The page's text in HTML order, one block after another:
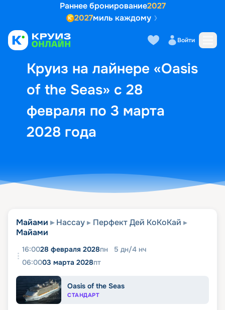
Раннее бронирование2027
2027миль каждому
Войти
Круиз на лайнере «Oasis
of the Seas» с 28
февраля по 3 марта
2028 года
Выбор кают Маршрут и
Майами Нассау
Перфект Дей КоКоКай
Майами
16:0028 февраля 2028пн 5 дн/4 нч
06:0003 марта 2028пт
Oasis of the Seas
СТАНДАРТ